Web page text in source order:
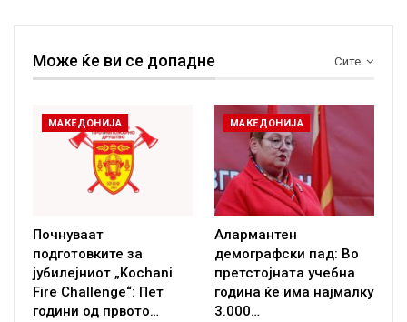
Сите
Може ќе ви се допадне
МАКЕДОНИЈА
Почнуваат
подготовките за
јубилејниот „Kochani
Fire Challenge“: Пет
години од првото…
МАКЕДОНИЈА
Алармантен
демографски пад: Во
претстојната учебна
година ќе има најмалку
3.000…